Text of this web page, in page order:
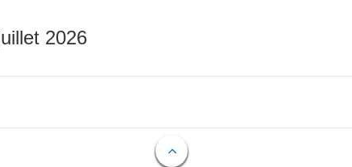
2026